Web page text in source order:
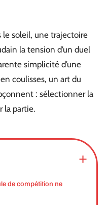
le soleil, une trajectoire
la tension d’un duel
simplicité d’une
coulisses, un art du
: sélectionner la
la partie.
de compétition ne